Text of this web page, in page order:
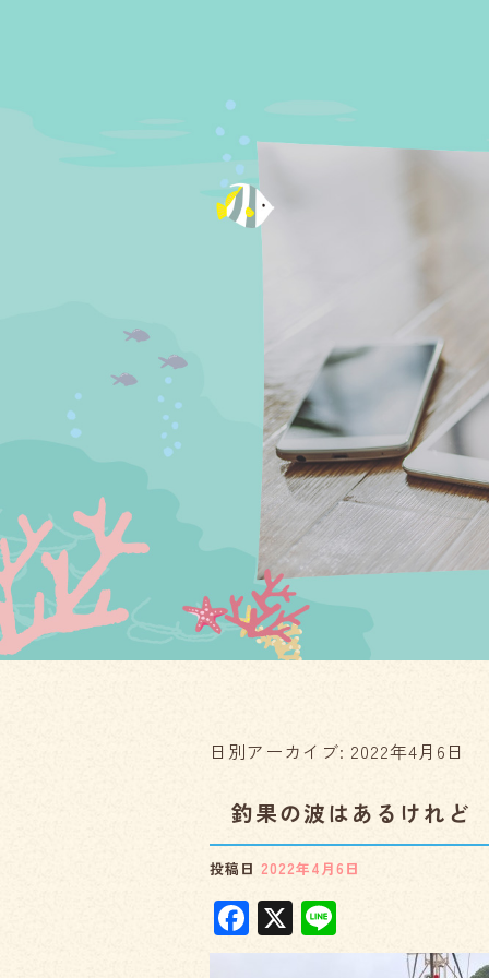
日別アーカイブ: 2022年4月6日
釣果の波はあるけれど
投稿日 2022年4月6日
F
a
X
n